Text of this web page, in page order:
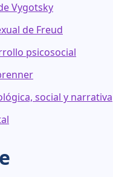
Vygotsky
de Freud
psicosocial
social y narrativa